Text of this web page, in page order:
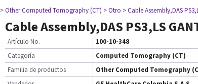
> Other Computed Tomography (CT) > Otro > Cable Assembly,DAS
Cable Assembly,DAS PS3,LS
Artículo No.
100-10-348
Categoría
Computed Tomography (CT)
Familia de productos
Other Computed Tomography